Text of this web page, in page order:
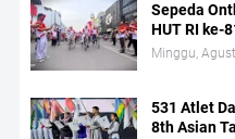
Sepeda
HUT RI ke-
Minggu,
531 Atlet
8th Asian